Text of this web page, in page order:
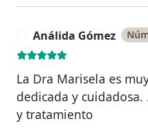
Análida Gómez
La Dra Marisela es
dedicada y
y tratamiento